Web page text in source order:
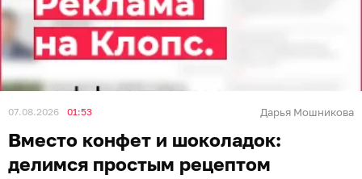
07.08.2026 01:53 Дарья Мошникова
Вместо конфет и шоколадок:
делимся простым рецептом